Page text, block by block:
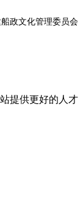
文化管理委员会
提供更好的人才